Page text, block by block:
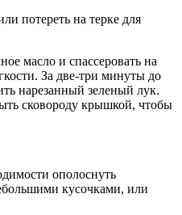
потереть на терке для
масло и спассеровать на
За две-три минуты до
нарезанный зеленый лук.
сковороду крышкой, чтобы
ополоснуть
кусочками, или